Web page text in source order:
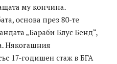
му кончина.
основа през 80-те
„Бараби Блус Бенд“,
Някогашния
17-годишен стаж в БГА